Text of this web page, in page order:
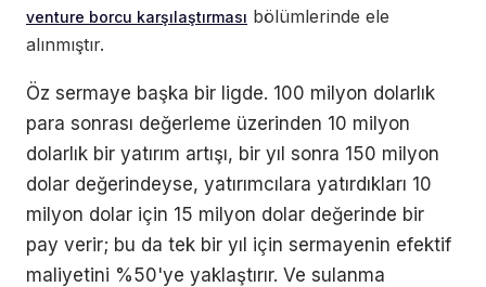
venture borcu karşılaştırması bölümlerinde ele
alınmıştır.
Öz sermaye başka bir ligde. 100 milyon dolarlık
para sonrası değerleme üzerinden 10 milyon
dolarlık bir yatırım artışı, bir yıl sonra 150 milyon
dolar değerindeyse, yatırımcılara yatırdıkları 10
milyon dolar için 15 milyon dolar değerinde bir
pay verir; bu da tek bir yıl için sermayenin efektif
maliyetini %50'ye yaklaştırır. Ve sulanma